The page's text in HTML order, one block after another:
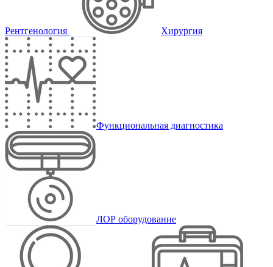
Рентгенология Хирургия
Функциональная диагностика
ЛОР оборудование